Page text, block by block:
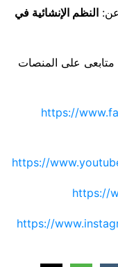
عن: النظم الإنشائية في
على المنصات
https://
https://
https://
https://